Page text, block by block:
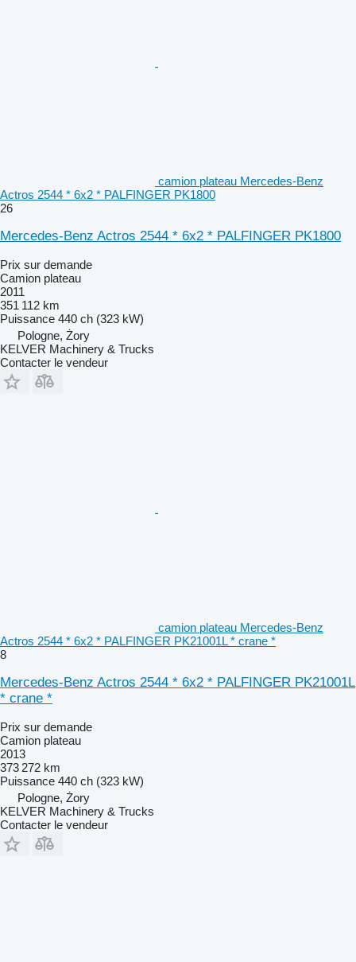
camion plateau Mercedes-Benz
Actros 2544 * 6x2 * PALFINGER PK1800
26
Mercedes-Benz Actros 2544 * 6x2 * PALFINGER PK1800
Prix sur demande
Camion plateau
2011
351 112 km
Puissance 440 ch (323 kW)
Pologne, Żory
KELVER Machinery & Trucks
Contacter le vendeur
camion plateau Mercedes-Benz
Actros 2544 * 6x2 * PALFINGER PK21001L * crane *
8
Mercedes-Benz Actros 2544 * 6x2 * PALFINGER PK21001L
* crane *
Prix sur demande
Camion plateau
2013
373 272 km
Puissance 440 ch (323 kW)
Pologne, Żory
KELVER Machinery & Trucks
Contacter le vendeur